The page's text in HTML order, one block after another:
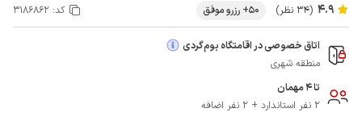
4.9 (34 نظر) 50+ رزرو موفق کد: 3186862
اتاق خصوصی در اقامتگاه بوم‌گردی
منطقه شهری
تا 4 مهمان
2 نفر استاندارد + 2 نفر اضافه